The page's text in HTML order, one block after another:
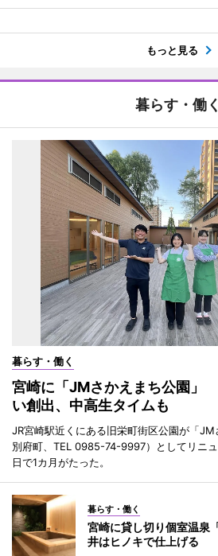
もっと見る
暮らす・働く
暮らす・働く
宮崎に「JMさかえまち公園」
い創出、中高生タイムも
JR宮崎駅近くにある旧栄町街区公園が「
別府町、TEL 0985-74-9997）としてリニ
日で1カ月がたった。
暮らす・働く
宮崎に貸し切り個室温
井はヒノキで仕上げる